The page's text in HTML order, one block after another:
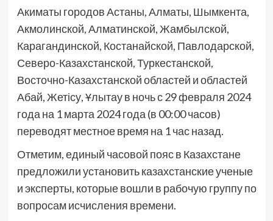
Акиматы городов Астаны, Алматы, Шымкента,
Акмолинской, Алматинской, Жамбылской,
Карагандинской, Костанайской, Павлодарской,
Северо-Казахстанской, Туркестанской,
Восточно-Казахстанской областей и областей
Абай, Жетісу, Ұлытау в ночь с 29 февраля 2024
года на 1 марта 2024 года (в 00:00 часов)
переводят местное время на 1 час назад.
Отметим, единый часовой пояс в Казахстане
предложили установить казахстанские ученые
и эксперты, которые вошли в рабочую группу по
вопросам исчисления времени.